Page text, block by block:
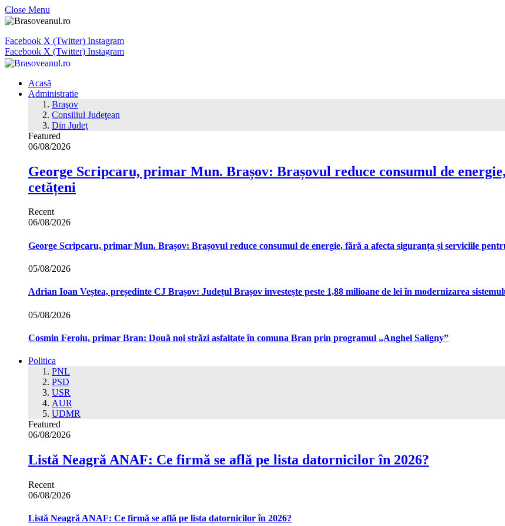
Close Menu
Facebook X (Twitter) Instagram
Facebook X (Twitter) Instagram
Acasă
Administratie
Braşov
Consiliul Judeţean
Din Judeţ
Featured
06/08/2026
George Scripcaru, primar Mun. Brașov: Brașovul reduce consumul de
cetățeni
Recent
06/08/2026
George Scripcaru, primar Mun. Brașov: Brașovul reduce consumul de energie, fără a afecta siguranța și serviciile
05/08/2026
Adrian Ioan Veștea, președinte CJ Brașov: Județul Brașov investește peste 1,88 milioane de lei în modernizarea
05/08/2026
Cosmin Feroiu, primar Bran: Două noi străzi asfaltate în comuna Bran prin programul „Anghel Saligny”
Politica
PNL
PSD
USR
AUR
UDMR
Featured
06/08/2026
Listă Neagră ANAF: Ce firmă se află pe lista datornicilor în 2026?
Recent
06/08/2026
Listă Neagră ANAF: Ce firmă se află pe lista datornicilor în 2026?